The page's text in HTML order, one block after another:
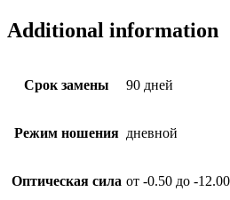
Additional information
Срок замены 90 дней
Режим ношения дневной
Оптическая сила от -0.50 до -12.00